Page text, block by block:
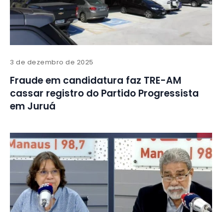
3 de dezembro de 2025
Fraude em candidatura faz TRE-AM
cassar registro do Partido Progressista
em Juruá